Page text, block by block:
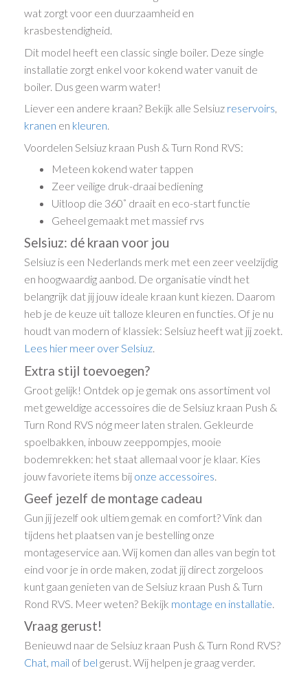
wat zorgt voor een duurzaamheid en
krasbestendigheid.
Dit model heeft een classic single boiler. Deze single
installatie zorgt enkel voor kokend water vanuit de
boiler. Dus geen warm water!
Liever een andere kraan? Bekijk alle Selsiuz reservoirs,
kranen en kleuren.
Voordelen Selsiuz kraan Push & Turn Rond RVS:
Meteen kokend water tappen
Zeer veilige druk-draai bediening
Uitloop die 360˚ draait en eco-start functie
Geheel gemaakt met massief rvs
Selsiuz: dé kraan voor jou
Selsiuz is een Nederlands merk met een zeer veelzijdig
en hoogwaardig aanbod. De organisatie vindt het
belangrijk dat jij jouw ideale kraan kunt kiezen. Daarom
heb je de keuze uit talloze kleuren en functies. Of je nu
houdt van modern of klassiek: Selsiuz heeft wat jij zoekt.
Lees hier meer over Selsiuz.
Extra stijl toevoegen?
Groot gelijk! Ontdek op je gemak ons assortiment vol
met geweldige accessoires die de Selsiuz kraan Push &
Turn Rond RVS nóg meer laten stralen. Gekleurde
spoelbakken, inbouw zeeppompjes, mooie
bodemrekken: het staat allemaal voor je klaar. Kies
jouw favoriete items bij onze accessoires
Geef jezelf de montage cadeau
Gun jij jezelf ook ultiem gemak en comfort? Vink dan
tijdens het plaatsen van je bestelling onze
montageservice aan. Wij komen dan alles van begin tot
eind voor je in orde maken, zodat jij direct zorgeloos
kunt gaan genieten van de Selsiuz kraan Push & Turn
Rond RVS. Meer weten? Bekijk montage en installatie.
Vraag gerust!
Benieuwd naar de Selsiuz kraan Push & Turn Rond RVS?
Chat, mail of bel gerust. Wij helpen je graag verder.